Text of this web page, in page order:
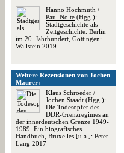
Hanno Hochmuth /
Paul Nolte (Hgg.):
Stadtgeschichte als
Zeitgeschichte. Berlin
im 20. Jahrhundert, Göttingen:
Wallstein 2019
Weitere Rezensionen von Jochen
Maurer:
Klaus Schroeder /
Jochen Staadt (Hgg.):
Die Todesopfer des
DDR-Grenzregimes an
der innerdeutschen Grenze 1949-
1989. Ein biografisches
Handbuch, Bruxelles [u.a.]: Peter
Lang 2017